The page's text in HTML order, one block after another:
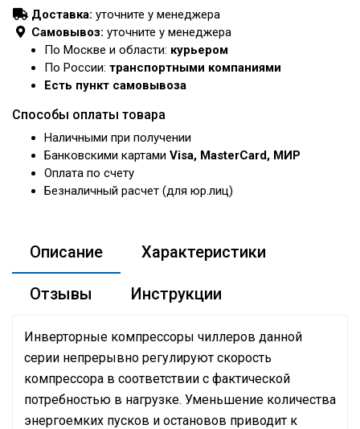
Доставка: уточните у менеджера
Самовывоз: уточните у менеджера
По Москве и области: курьером
По России: транспортными компаниями
Есть пункт самовывоза
Способы оплаты товара
Наличными при получении
Банковскими картами Visa, MasterCard, МИР
Оплата по счету
Безналичный расчет (для юр.лиц)
Описание Характеристики
Отзывы Инструкции
Инверторные компрессоры чиллеров данной
серии непрерывно регулируют скорость
компрессора в соответствии с фактической
потребностью в нагрузке. Уменьшение количества
энергоемких пусков и остановов приводит к